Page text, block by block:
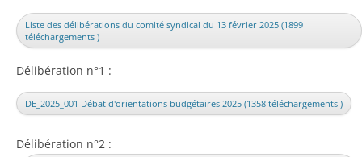
Liste des délibérations du comité syndical du 13 février 2025 (1899
téléchargements )
Délibération n°1 :
DE_2025_001 Débat d'orientations budgétaires 2025 (1358 téléchargements )
Délibération n°2 :